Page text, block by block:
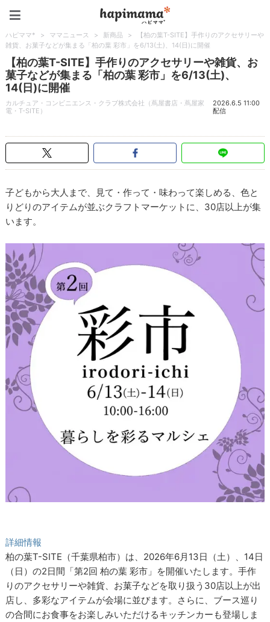
ハピママ* > ママニュース > 新商品 >
【柏の葉T-SITE】手作りのアクセサリーや
雑貨、お菓子などが集まる「柏の葉 彩市」を6/13(土)、14(日)に開催
【柏の葉T-SITE】手作りのアクセサリーや雑貨、お
菓子などが集まる「柏の葉 彩市」を6/13(土)、
14(日)に開催
カルチュア・コンビニエンス・クラブ株式会社（蔦屋書店・蔦屋家
電・T-SITE）
2026.6.5 11:00
配信
子どもから大人まで、見て・作って・味わって楽しめる、色と
りどりのアイテムが並ぶクラフトマーケットに、30店以上が集
います。
詳細情報
柏の葉T-SITE（千葉県柏市）は、2026年6月13日（土）、14日
（日）の2日間「第2回 柏の葉 彩市」を開催いたします。手作
りのアクセサリーや雑貨、お菓子などを取り扱う30店以上が出
店し、多彩なアイテムが会場に並びます。さらに、ブース巡り
の合間にお食事をお楽しみいただけるキッチンカーも登場しま